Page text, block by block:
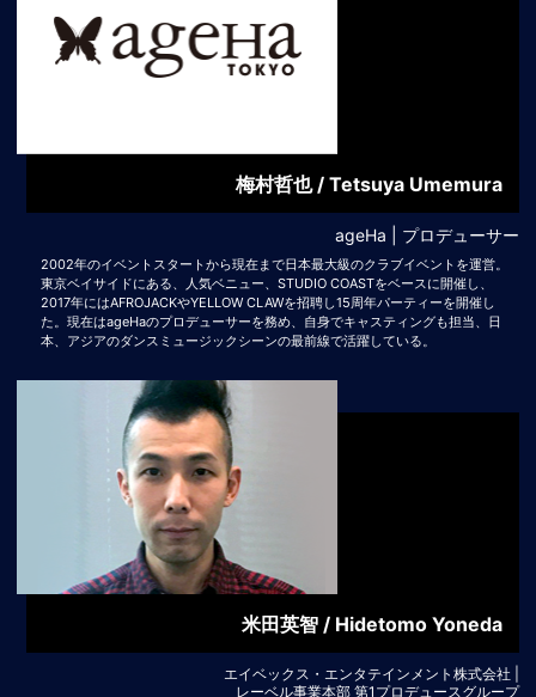
梅村哲也 / Tetsuya Umemura
ageHa | プロデューサー
2002年のイベントスタートから現在まで日本最大級のクラブイベントを運営。
東京ベイサイドにある、人気ベニュー、STUDIO COASTをベースに開催し、
2017年にはAFROJACKやYELLOW CLAWを招聘し15周年パーティーを開催し
た。現在はageHaのプロデューサーを務め、自身でキャスティングも担当、日
本、アジアのダンスミュージックシーンの最前線で活躍している。
米田英智 / Hidetomo Yoneda
エイベックス・エンタテインメント株式会社 |
レーベル事業本部 第1プロデュースグループ